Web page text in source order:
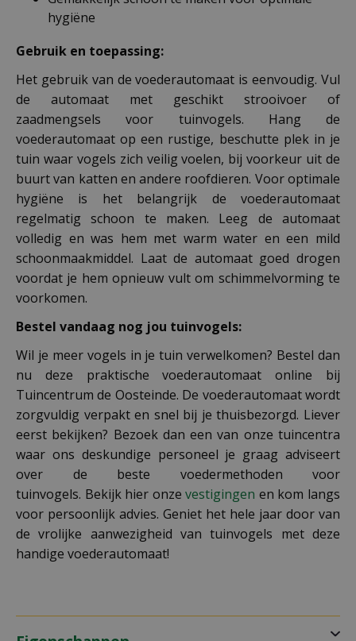
hygiëne
Gebruik en toepassing:
Het gebruik van de voederautomaat is eenvoudig. Vul
de automaat met geschikt strooivoer of
zaadmengsels voor tuinvogels. Hang de
voederautomaat op een rustige, beschutte plek in je
tuin waar vogels zich veilig voelen, bij voorkeur uit de
buurt van katten en andere roofdieren. Voor optimale
hygiëne is het belangrijk de voederautomaat
regelmatig schoon te maken. Leeg de automaat
volledig en was hem met warm water en een mild
schoonmaakmiddel. Laat de automaat goed drogen
voordat je hem opnieuw vult om schimmelvorming te
voorkomen.
Bestel vandaag nog jou tuinvogels:
Wil je meer vogels in je tuin verwelkomen? Bestel dan
nu deze praktische voederautomaat online bij
Tuincentrum de Oosteinde. De voederautomaat wordt
zorgvuldig verpakt en snel bij je thuisbezorgd. Liever
eerst bekijken? Bezoek dan een van onze tuincentra
waar ons deskundige personeel je graag adviseert
over de beste voedermethoden voor
tuinvogels. Bekijk hier onzevestigingen en kom langs
voor persoonlijk advies. Geniet het hele jaar door van
de vrolijke aanwezigheid van tuinvogels met deze
handige voederautomaat!